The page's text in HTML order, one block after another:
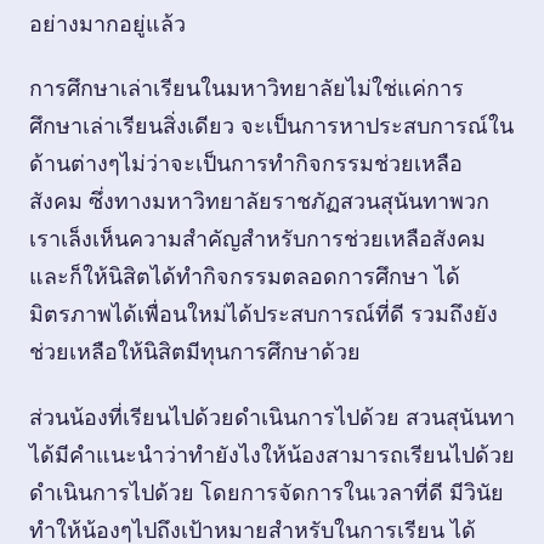
อย่างมากอยู่แล้ว
การศึกษาเล่าเรียนในมหาวิทยาลัยไม่ใช่แค่การ
ศึกษาเล่าเรียนสิ่งเดียว จะเป็นการหาประสบการณ์ใน
ด้านต่างๆไม่ว่าจะเป็นการทำกิจกรรมช่วยเหลือ
สังคม ซึ่งทางมหาวิทยาลัยราชภัฏสวนสุนันทาพวก
เราเล็งเห็นความสำคัญสำหรับการช่วยเหลือสังคม
และก็ให้นิสิตได้ทำกิจกรรมตลอดการศึกษา ได้
มิตรภาพได้เพื่อนใหม่ได้ประสบการณ์ที่ดี รวมถึงยัง
ช่วยเหลือให้นิสิตมีทุนการศึกษาด้วย
ส่วนน้องที่เรียนไปด้วยดำเนินการไปด้วย สวนสุนันทา
ได้มีคำแนะนำว่าทำยังไงให้น้องสามารถเรียนไปด้วย
ดำเนินการไปด้วย โดยการจัดการในเวลาที่ดี มีวินัย
ทำให้น้องๆไปถึงเป้าหมายสำหรับในการเรียน ได้